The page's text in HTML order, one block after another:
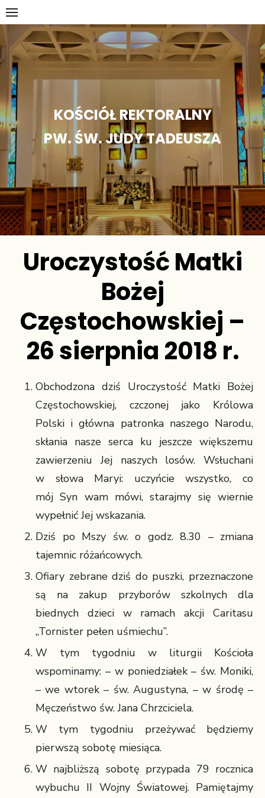
Skip
to
content
KOŚCIÓŁ REKTORALNY
PW. ŚW. JUDY TADEUSZA
Uroczystość Matki
Bożej
Częstochowskiej –
26 sierpnia 2018 r.
Obchodzona dziś Uroczystość Matki Bożej
Częstochowskiej, czczonej jako Królowa
Polski i główna patronka naszego Narodu,
skłania nasze serca ku jeszcze większemu
zawierzeniu Jej naszych losów. Wsłuchani
w słowa Maryi: uczyńcie wszystko, co
mój Syn wam mówi, starajmy się wiernie
wypełnić Jej wskazania.
Dziś po Mszy św. o godz. 8.30 – zmiana
tajemnic różańcowych.
Ofiary zebrane dziś do puszki, przeznaczone
są na zakup przyborów szkolnych dla
biednych dzieci w ramach akcji Caritasu
„Tornister pełen uśmiechu”.
W tym tygodniu w liturgii Kościoła
wspominamy: – w poniedziałek – św. Moniki,
– we wtorek – św. Augustyna, – w środę –
Męczeństwo św. Jana Chrzciciela.
W tym tygodniu przeżywać będziemy
pierwszą sobotę miesiąca.
W najbliższą sobotę przypada 79 rocznica
wybuchu II Wojny Światowej. Pamiętajmy